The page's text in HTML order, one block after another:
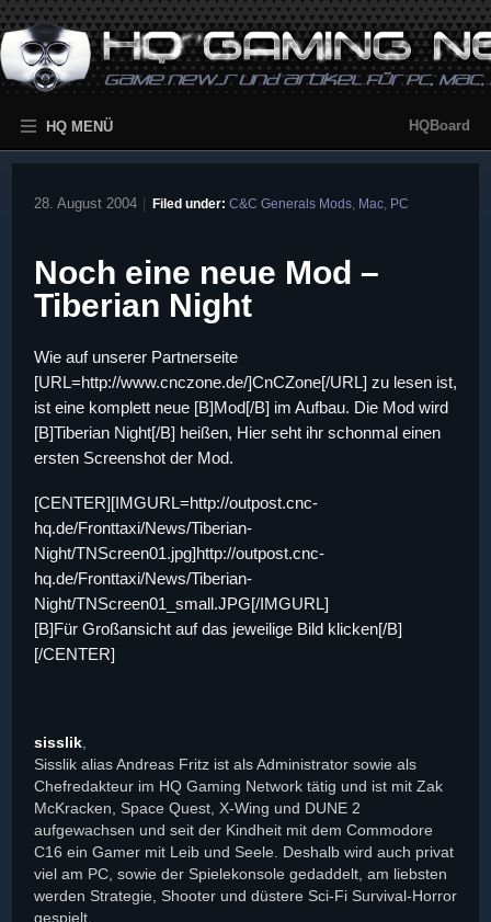
HQ MENÜ HQBoard
28. August 2004 Filed under: C&C Generals Mods, Mac, PC
Noch eine neue Mod –
Tiberian Night
Wie auf unserer Partnerseite
[URL=http://www.cnczone.de/]CnCZone[/URL] zu lesen ist,
ist eine komplett neue [B]Mod[/B] im Aufbau. Die Mod wird
[B]Tiberian Night[/B] heißen, Hier seht ihr schonmal einen
ersten Screenshot der Mod.
[CENTER][IMGURL=http://outpost.cnc-
hq.de/Fronttaxi/News/Tiberian-
Night/TNScreen01.jpg]http://outpost.cnc-
hq.de/Fronttaxi/News/Tiberian-
Night/TNScreen01_small.JPG[/IMGURL]
[B]Für Großansicht auf das jeweilige Bild klicken[/B]
[/CENTER]
sisslik
Sisslik alias Andreas Fritz ist als Administrator sowie als
Chefredakteur im HQ Gaming Network tätig und ist mit Zak
McKracken, Space Quest, X-Wing und DUNE 2
aufgewachsen und seit der Kindheit mit dem Commodore
C16 ein Gamer mit Leib und Seele. Deshalb wird auch privat
viel am PC, sowie der Spielekonsole gedaddelt, am liebsten
werden Strategie, Shooter und düstere Sci-Fi Survival-Horror
gespielt.